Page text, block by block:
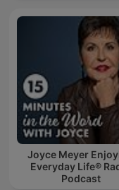
Joyce Meyer
Everyday Life®
Podcast